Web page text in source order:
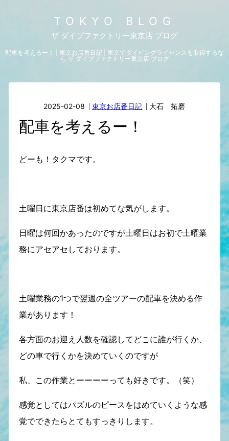
TOKYO BLOG
ザ ダイブファクトリー東京店 ブログ
配車を考えるー！ | 東京お店番日記 | 東京でダイビングライセンスを取得するな
ら ザ ダイブファクトリー東京店 ブログ
2025-02-08 東京お店番日記 大石 拓磨
配車を考えるー！
どーも！タクマです。
土曜日に東京店番は初めてな気がします。
日曜は何回かあったのですが土曜日はお初で土曜業
務にアセアセしております。
土曜業務の1つで翌週の全ツアーの配車を決める作
業があります！
各方面のお迎え人数を確認してどこに誰が行くか、
どの車で行くかを決めていくのですが
私、この作業とーーーーっても好きです。（笑）
感覚としてはパズルのピースをはめていくような感
覚でできたらとてもすっきりします。